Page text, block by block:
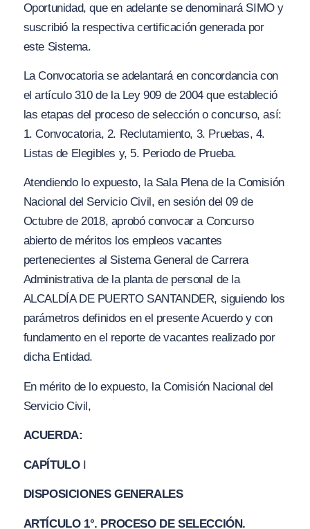
Oportunidad, que en adelante se denominará SIMO y
suscribió la respectiva certificación generada por
este Sistema.
La Convocatoria se adelantará en concordancia con
el artículo 310de la Ley 909 de 2004 que estableció
las etapas del proceso de selección o concurso, así:
1. Convocatoria, 2. Reclutamiento, 3. Pruebas, 4.
Listas de Elegibles y, 5. Periodo de Prueba.
Atendiendo lo expuesto, la Sala Plena de la Comisión
Nacional del Servicio Civil, en sesión del 09 de
Octubre de 2018, aprobó convocar a Concurso
abierto de méritos los empleos vacantes
pertenecientes al Sistema General de Carrera
Administrativa de la planta de personal de la
ALCALDÍA DE PUERTO SANTANDER, siguiendo los
parámetros definidos en el presente Acuerdo y con
fundamento en el reporte de vacantes realizado por
dicha Entidad.
En mérito de lo expuesto, la Comisión Nacional del
Servicio Civil,
ACUERDA:
CAPÍTULO I
DISPOSICIONES GENERALES
ARTÍCULO 1°. PROCESO DE SELECCIÓN.